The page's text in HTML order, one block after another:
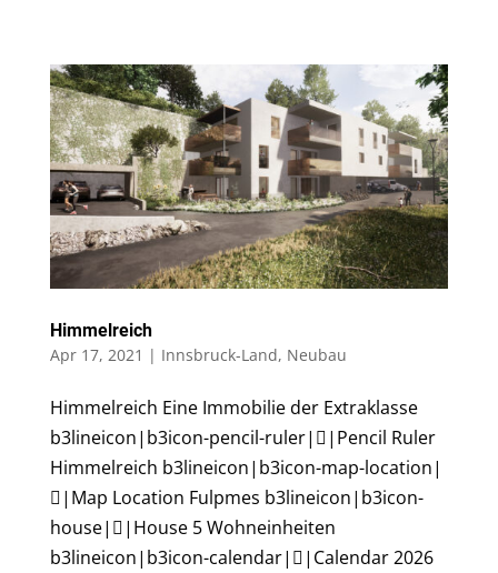
Himmelreich
Apr 17, 2021 | Innsbruck-Land, Neubau
Himmelreich Eine Immobilie der Extraklasse
b3lineicon|b3icon-pencil-ruler||Pencil Ruler
Himmelreich b3lineicon|b3icon-map-location|
|Map Location Fulpmes b3lineicon|b3icon-
house||House 5 Wohneinheiten
b3lineicon|b3icon-calendar||Calendar 2026